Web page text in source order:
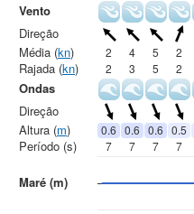
2 4 5 2
2
3 5 2
0.6 0.6 0.6 0.5
7
7 7 7
Vento
Direção
Média (kn)
Rajada (kn)
Ondas
Direção
Altura (m)
Período (s)
Maré (m)